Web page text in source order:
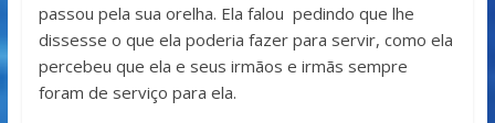
passou pela sua orelha. Ela falou pedindo que lhe
dissesse o que ela poderia fazer para servir, como ela
percebeu que ela e seus irmãos e irmãs sempre
foram de serviço para ela.